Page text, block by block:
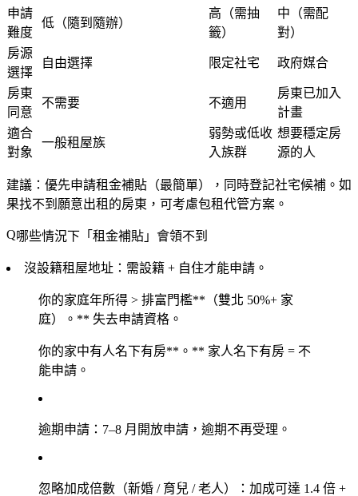
申請
難度
低（隨到隨辦）
高（需抽
籤）
中（需配
對）
房源
選擇
自由選擇 限定社宅 政府媒合
房東
同意
不需要 不適用
房東已加入
計畫
適合
對象
一般租屋族
弱勢或低收
入族群
想要穩定房
源的人
建議 ：優先申請租金補貼（最簡單），同時登記社宅候補。如
果找不到願意出租的房東，可考慮包租代管方案。
哪些情況下「租金補貼」會領不到
沒設籍租屋地址 ：需設籍 + 自住才能申請。
你的家庭年所得 > 排富門檻**（雙北 50%+ 家
庭）。** 失去申請資格。
你的家中有人名下有房**。** 家人名下有房 = 不
能申請。
逾期申請 ：7–8 月開放申請，逾期不再受理。
忽略加成倍數（新婚 / 育兒 / 老人）
：加成可達 1.4 倍 +